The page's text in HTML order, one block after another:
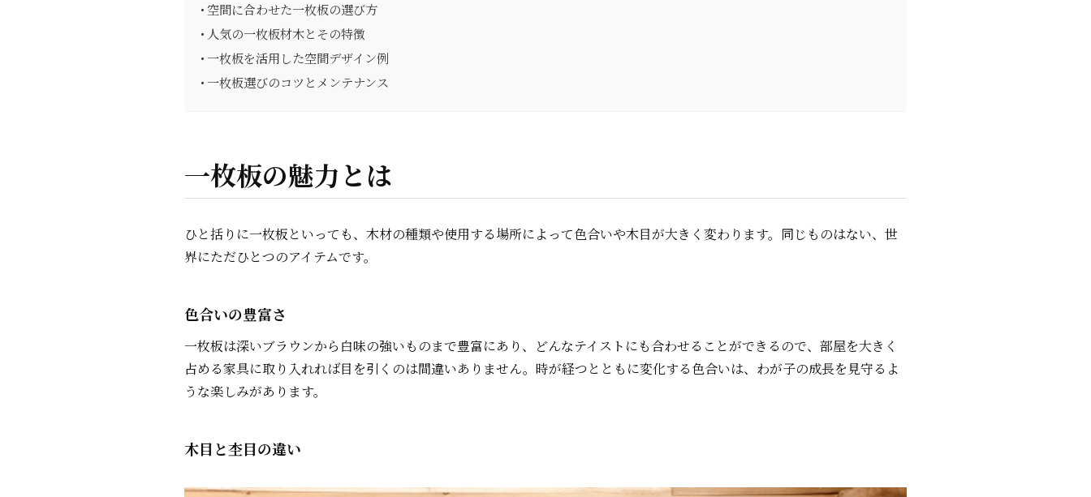
空間に合わせた一枚板の選び方
人気の一枚板材木とその特徴
一枚板を活用した空間デザイン例
一枚板選びのコツとメンテナンス
一枚板の魅力とは
ひと括りに一枚板といっても、木材の種類や使用する場所によって色合いや木目が大きく変わります。同じものはない、世
界にただひとつのアイテムです。
色合いの豊富さ
一枚板は深いブラウンから白味の強いものまで豊富にあり、どんなテイストにも合わせることができるので、部屋を大きく
占める家具に取り入れれば目を引くのは間違いありません。時が経つとともに変化する色合いは、わが子の成長を見守るよ
うな楽しみがあります。
木目と杢目の違い